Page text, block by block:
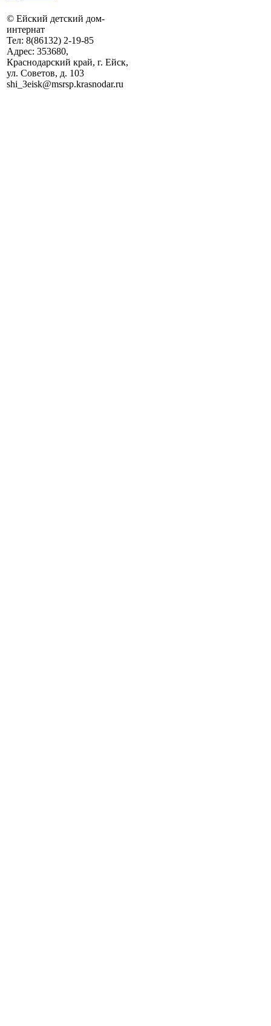
© Ейский детский дом-
интернат
Тел: 8(86132) 2-19-85
Адрес: 353680,
Краснодарский край, г. Ейск,
ул. Советов, д. 103
shi_3eisk@msrsp.krasnodar.ru